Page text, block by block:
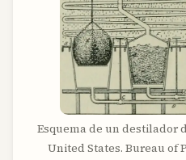
Esquema de un destilador
United States. Bureau of